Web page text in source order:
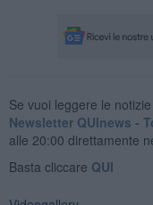
Se vuoi leggere le
Newsletter QUInews -
alle 20:00 direttamente
Basta cliccare QUI